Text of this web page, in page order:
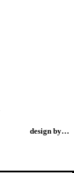
design by…